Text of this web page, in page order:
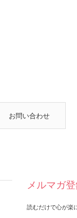
お問い合わせ
メルマガ
読むだけで心が楽